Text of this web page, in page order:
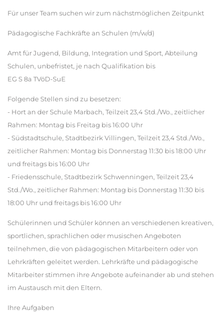
Für unser Team suchen wir zum nächstmöglichen Zeitpunkt
Pädagogische Fachkräfte an Schulen (m/w/d)
Amt für Jugend, Bildung, Integration und Sport, Abteilung
Schulen, unbefristet, je nach Qualifikation bis
EG S 8a TVöD-SuE
Folgende Stellen sind zu besetzen:
- Hort an der Schule Marbach, Teilzeit 23,4 Std./Wo., zeitlicher
Rahmen: Montag bis Freitag bis 16:00 Uhr
- Südstadtschule, Stadtbezirk Villingen, Teilzeit 23,4 Std./Wo.,
zeitlicher Rahmen: Montag bis Donnerstag 11:30 bis 18:00 Uhr
und freitags bis 16:00 Uhr
- Friedensschule, Stadtbezirk Schwenningen, Teilzeit 23,4
Std./Wo., zeitlicher Rahmen: Montag bis Donnerstag 11:30 bis
18:00 Uhr und freitags bis 16:00 Uhr
Schülerinnen und Schüler können an verschiedenen kreativen,
sportlichen, sprachlichen oder musischen Angeboten
teilnehmen, die von pädagogischen Mitarbeitern oder von
Lehrkräften geleitet werden. Lehrkräfte und pädagogische
Mitarbeiter stimmen ihre Angebote aufeinander ab und stehen
im Austausch mit den Eltern.
Ihre Aufgaben